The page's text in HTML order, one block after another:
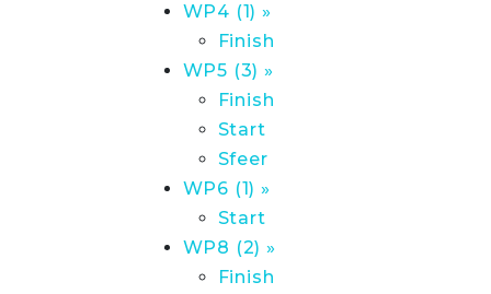
WP4 (1) »
Finish
WP5 (3) »
Finish
Start
Sfeer
WP6 (1) »
Start
WP8 (2) »
Finish